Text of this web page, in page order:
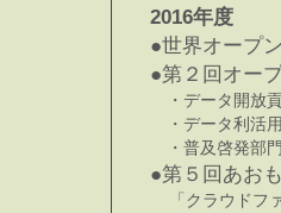
2016年度
●世界オープ
●第２回オー
・データ開
・データ利活
・普及啓
●第５回あお
「クラウドフ